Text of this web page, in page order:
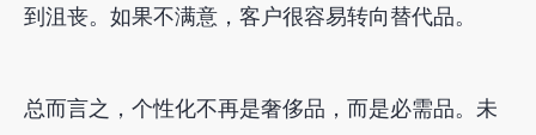
到沮丧。如果不满意，客户很容易转向替代品。
总而言之，个性化不再是奢侈品，而是必需品。未